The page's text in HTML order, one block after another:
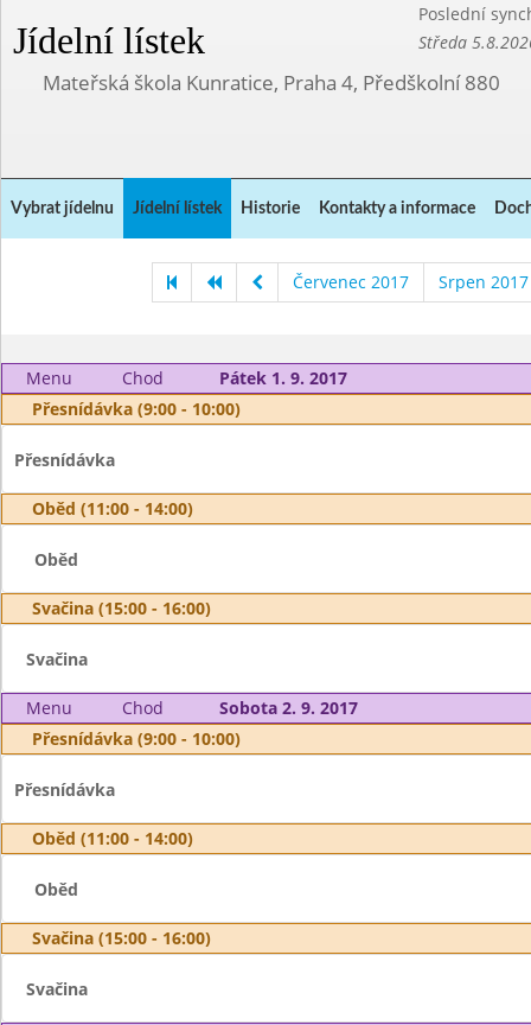
Jídelní lístek
Poslední
Středa
Mateřská škola Kunratice, Praha 4, Předškolní 880
Vybrat jídelnu Jídelní lístek Historie Kontakty a informace
Červenec 2017 Srpen 2017
Menu Chod
Pátek 1. 9. 2017
Přesnídávka (9:00 - 10:00)
Přesnídávka
Oběd (11:00 - 14:00)
Oběd
Svačina (15:00 - 16:00)
Svačina
Menu Chod
Sobota 2. 9. 2017
Přesnídávka (9:00 - 10:00)
Přesnídávka
Oběd (11:00 - 14:00)
Oběd
Svačina (15:00 - 16:00)
Svačina